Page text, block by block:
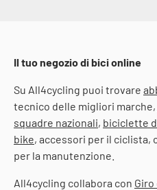
Il tuo negozio di bici online
Su All4cycling puoi trovare
tecnico delle migliori marche,
squadre nazionali, biciclette
bike, accessori per il ciclista,
per la manutenzione.
All4cycling collabora con Giro